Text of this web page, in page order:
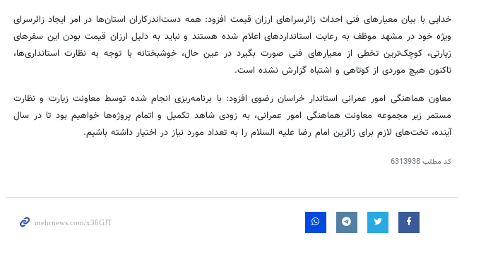
خدایی با بیان معیارهای فنی احداث زائرسراهای ارزان قیمت افزود: همه دست‌اندرکاران استان‌ها در امر ایجاد زائرسرای
ویژه خود در مشهد موظف به رعایت استانداردهای اعلام شده هستند و نباید به دلیل ارزان قیمت بودن این سفرهای
زیارتی، کوچک‌ترین تخطی از معیارهای فنی صورت بگیرد در عین حال، خوشبختانه با توجه به نظارت استانداری‌ها،
تاکنون هیچ موردی از کوتاهی و اشتباه گزارش نشده است.
معاون هماهنگی امور عمرانی استاندار خراسان رضوی افزود: با برنامه‌ریزی انجام شده توسط معاونت زیارت و نظارت
مستمر زیر مجموعه معاونت هماهنگی امور عمرانی، به زودی شاهد تکمیل و اتمام پروژه‌ها خواهیم بود تا در سال
آینده، تخت‌های لازم برای زائرین امام رضا علیه السلام را به تعداد مورد نیاز در اختیار داشته باشیم.
کد مطلب6313938